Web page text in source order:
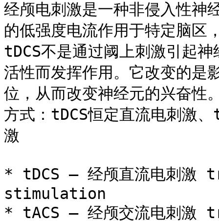
经颅电刺激是一种非侵入性神
的低强度电流作用于特定脑区
tDCS不是通过阈上刺激引起
活性而发挥作用。它改变的是
位，从而改变神经元的兴奋性
方式：tDCS恒定直流电刺激
激
* tDCS – 经颅直流电刺
stimulation
* tACS – 经颅交流电刺